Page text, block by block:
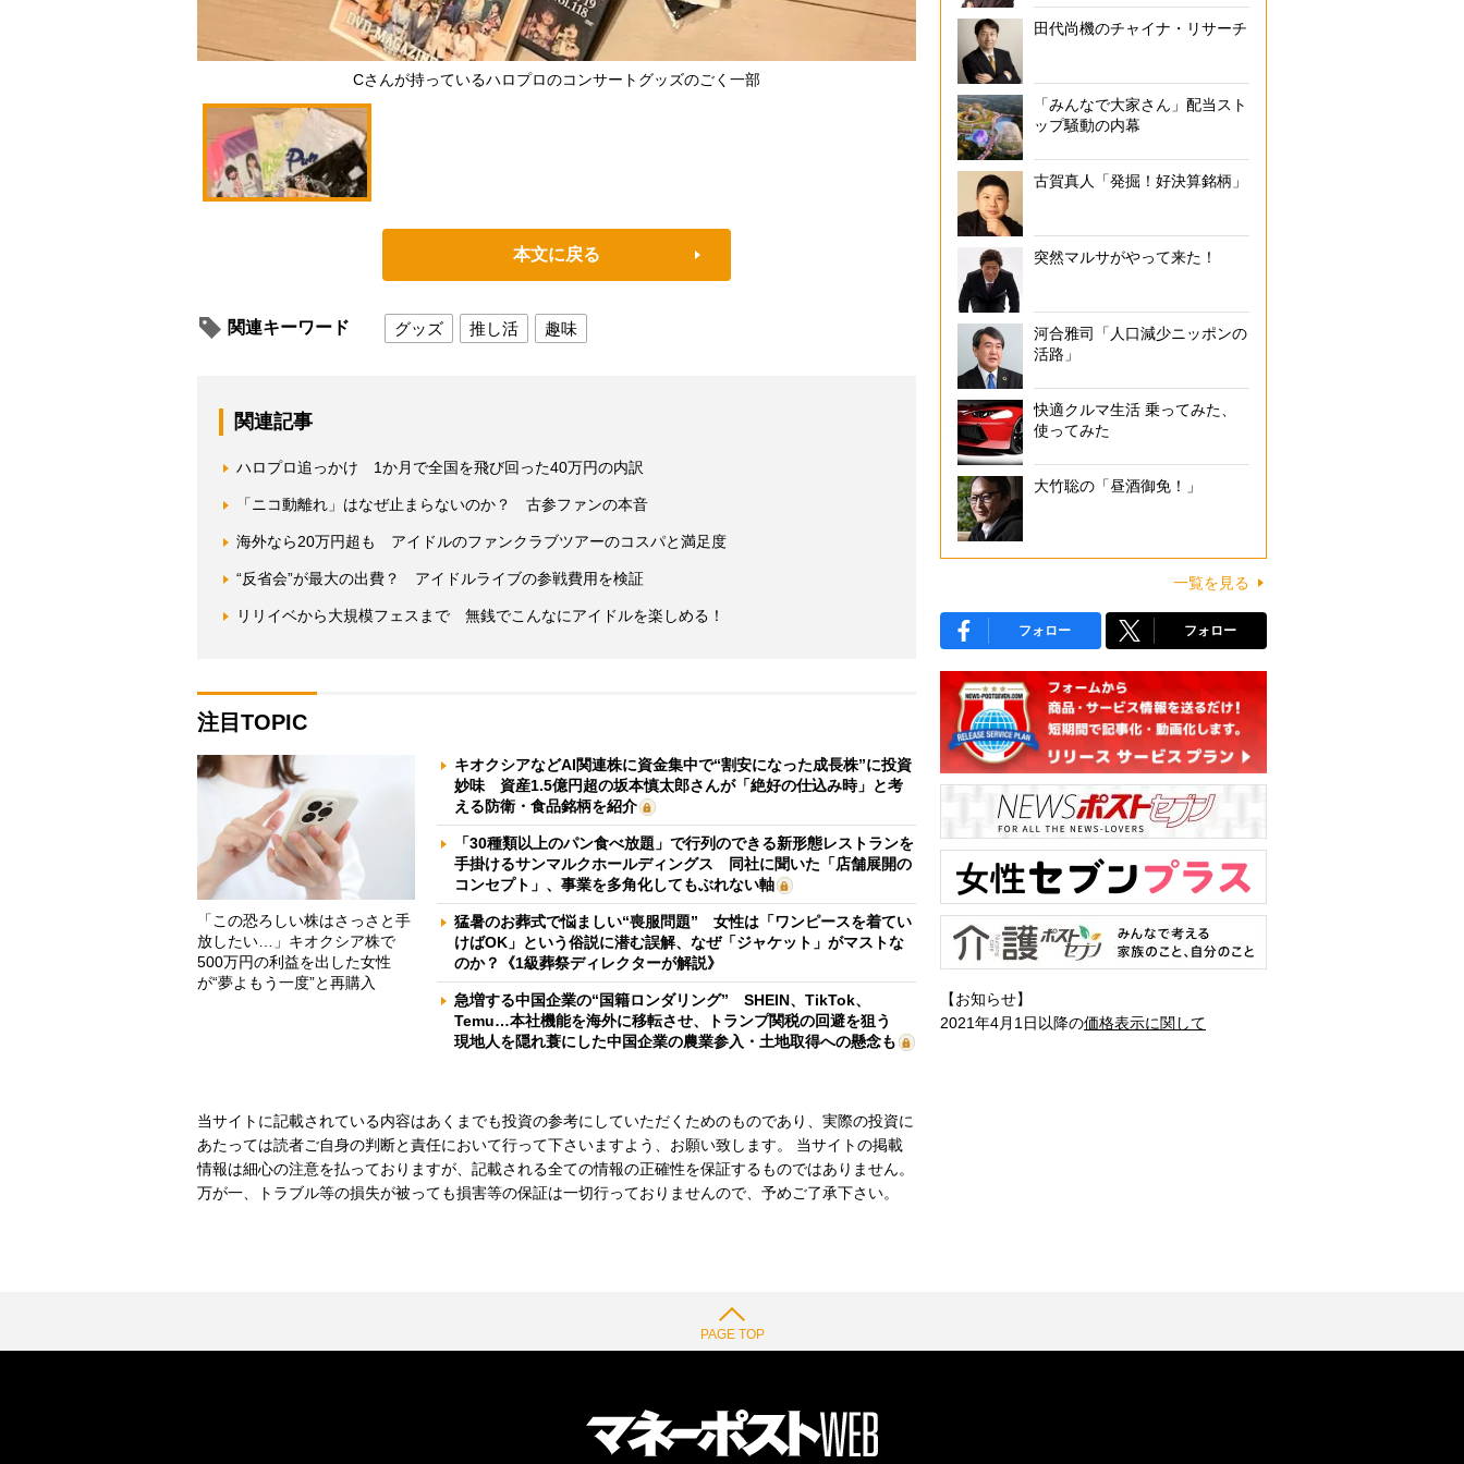
Cさんが持っているハロプロのコンサートグッズのごく一部
本文に戻る
関連キーワード グッズ 推し活 趣味
関連記事
ハロプロ追っかけ 1か月で全国を飛び回った40万円の内訳
「ニコ動離れ」はなぜ止まらないのか？ 古参ファンの本音
海外なら20万円超も アイドルのファンクラブツアーのコスパと満足度
“反省会”が最大の出費？ アイドルライブの参戦費用を検証
リリイベから大規模フェスまで 無銭でこんなにアイドルを楽しめる！
注目TOPIC
「この恐ろしい株はさっさと手
放したい…」キオクシア株で
500万円の利益を出した女性
が“夢よもう一度”と再購入
キオクシアなどAI関連株に資金集中で“割安になった成長株”に投資
妙味 資産1.5億円超の坂本慎太郎さんが「絶好の仕込み時」と考
える防衛・食品銘柄を紹介
「30種類以上のパン食べ放題」で行列のできる新形態レストランを
手掛けるサンマルクホールディングス 同社に聞いた「店舗展開の
コンセプト」、事業を多角化してもぶれない軸
猛暑のお葬式で悩ましい“喪服問題” 女性は「ワンピースを着てい
けばOK」という俗説に潜む誤解、なぜ「ジャケット」がマストな
のか？《1級葬祭ディレクターが解説》
急増する中国企業の“国籍ロンダリング” SHEIN、TikTok、
Temu…本社機能を海外に移転させ、トランプ関税の回避を狙う
現地人を隠れ蓑にした中国企業の農業参入・土地取得への懸念も
当サイトに記載されている内容はあくまでも投資の参考にしていただくためのものであり、実際の投資に
あたっては読者ご自身の判断と責任において行って下さいますよう、お願い致します。 当サイトの掲載
情報は細心の注意を払っておりますが、記載される全ての情報の正確性を保証するものではありません。
万が一、トラブル等の損失が被っても損害等の保証は一切行っておりませんので、予めご了承下さい。
田代尚機のチャイナ・リサーチ
「みんなで大家さん」配当スト
ップ騒動の内幕
古賀真人「発掘！好決算銘柄」
突然マルサがやって来た！
河合雅司「人口減少ニッポンの
活路」
快適クルマ生活 乗ってみた、
使ってみた
大竹聡の「昼酒御免！」
一覧を見る
フォロー フォロー
【お知らせ】
2021年4月1日以降の価格表示に関して
PAGE TOP